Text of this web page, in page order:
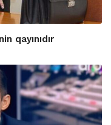
qayınıdır